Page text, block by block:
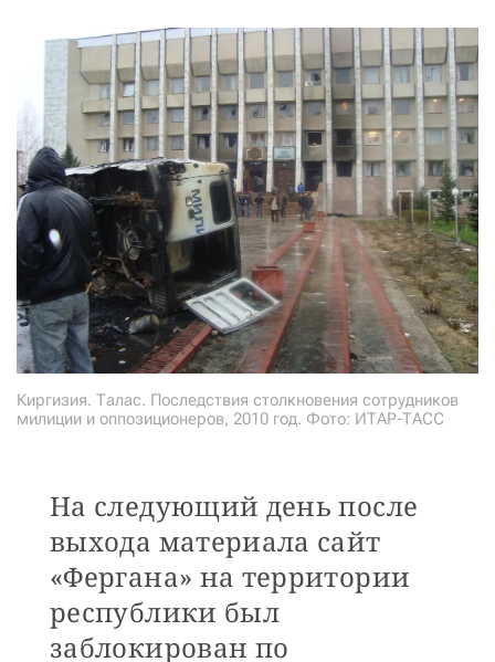
Киргизия. Талас. Последствия столкновения сотрудников
милиции и оппозиционеров, 2010 год. Фото: ИТАР-ТАСС
На следующий день после
выхода материала сайт
«Фергана» на территории
республики был
заблокирован по